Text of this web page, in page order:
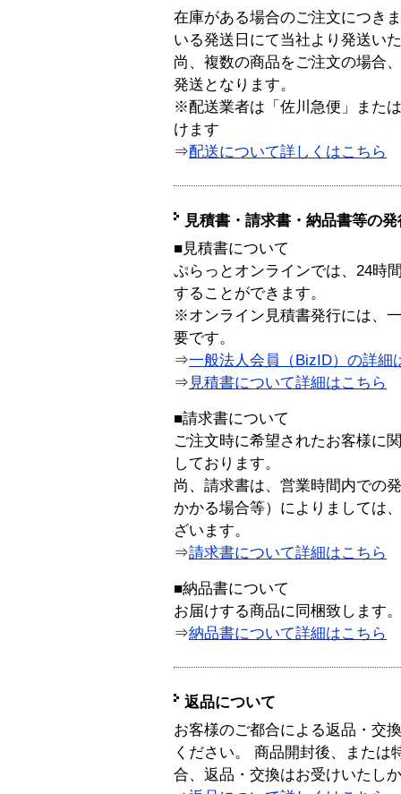
在庫がある場合のご注文につき
いる発送日にて当社より発送い
尚、複数の商品をご注文の場合
発送となります。
※配送業者は「佐川急便」また
けます
⇒配送について詳しくはこちら
見積書・請求書・納品書等の
■見積書について
ぷらっとオンラインでは、24時
することができます。
※オンライン見積書発行には、
要です。
⇒一般法人会員（BizID）の詳細
⇒ 見積書について詳細はこちら
■請求書について
ご注文時に希望されたお客様に
しております。
尚、請求書は、営業時間内での
かかる場合等）によりましては
ざいます。
⇒請求書について詳細はこちら
■納品書について
お届けする商品に同梱致します。
⇒納品書について詳細はこちら
返品について
お客様のご都合による返品・交
ください。 商品開封後、または
合、返品・交換はお受けいたし